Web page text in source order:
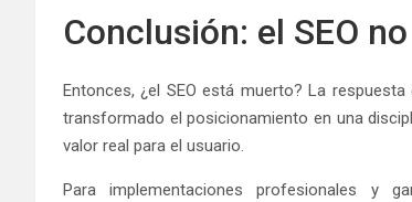
Conclusión: el SEO
Entonces, ¿el SEO está muerto? La
transformado el posicionamiento en una
valor real para el usuario.
Para implementaciones profesionales y